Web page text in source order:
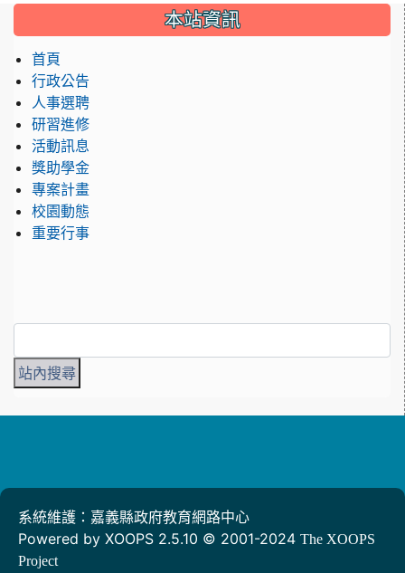
::: 本站資訊
首頁
行政公告
人事選聘
研習進修
活動訊息
獎助學金
專案計畫
校園動態
重要行事
系統維護：嘉義縣政府教育網路中心
Powered by XOOPS 2.5.10 © 2001-2024 The XOOPS
Project